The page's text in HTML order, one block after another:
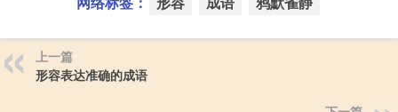
上一篇
形容表达准确的成语